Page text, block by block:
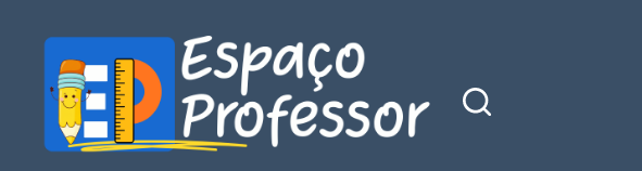
conteúdo